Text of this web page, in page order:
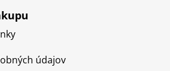
údajov